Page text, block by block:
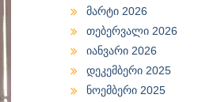
მარტი 2026
თებერვალი 2026
იანვარი 2026
დეკემბერი 2025
ნოემბერი 2025